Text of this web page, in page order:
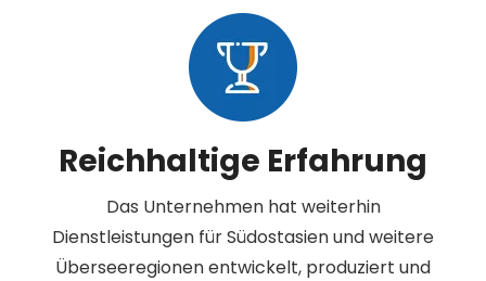
Reichhaltige Erfahrung
Das Unternehmen hat weiterhin
Dienstleistungen für Südostasien und weitere
Überseeregionen entwickelt, produziert und